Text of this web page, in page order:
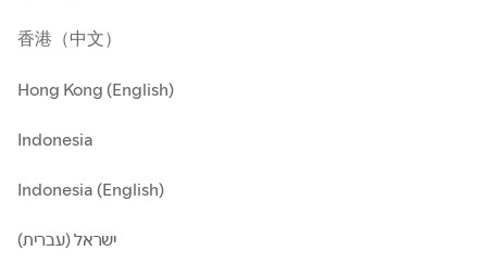
香港（中文）
Hong Kong (English)
Indonesia
Indonesia (English)
ישראל (עברית)